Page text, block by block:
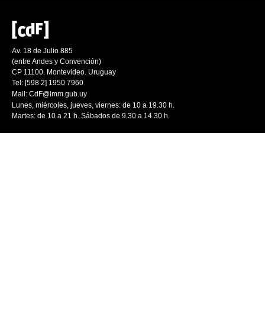
Av. 18 de Julio 885
(entre Andes y Convención)
CP 11100. Montevideo. Uruguay
Tel: [598 2] 1950 7960
Mail: CdF@imm.gub.uy
Lunes, miércoles, jueves, viernes: de 10 a 19.30 h.
Martes: de 10 a 21 h. Sábados de 9.30 a 14.30 h.